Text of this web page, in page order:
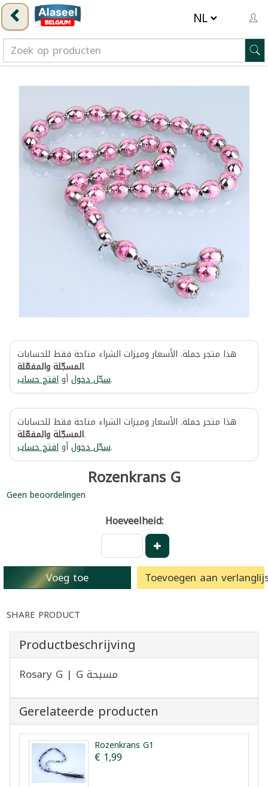
هذا متجر جملة. الأسعار وميزات الشراء متاحة فقط للحسابات
المسجّلة والمفعّلة.
سجّل دخولأوافتح حساب .
هذا متجر جملة. الأسعار وميزات الشراء متاحة فقط للحسابات
المسجّلة والمفعّلة.
سجّل دخولأوافتح حساب .
Rozenkrans G
Geen beoordelingen
Hoeveelheid:
Voeg toe Toevoegen aan
SHARE PRODUCT
Productbeschrijving
Rosary G | G مسبحة
Gerelateerde producten
Rozenkrans G1
€ 1,99